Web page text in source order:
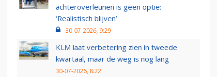
achteroverleunen is geen optie:
‘Realistisch blijven’
30-07-2026, 9:29
KLM laat verbetering zien in tweede
kwartaal, maar de weg is nog lang
30-07-2026, 8:22